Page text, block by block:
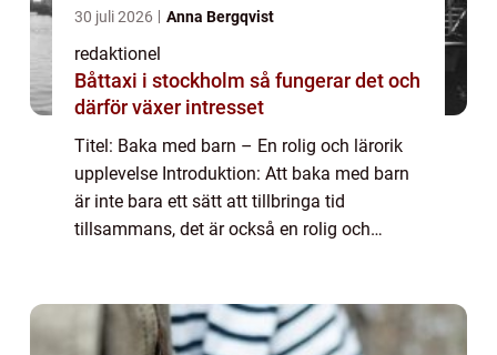
30 juli 2026 Anna Bergqvist
redaktionel
Båttaxi i stockholm så fungerar det och
därför växer intresset
Titel: Baka med barn – En rolig och lärorik
upplevelse Introduktion: Att baka med barn
är inte bara ett sätt att tillbringa tid
tillsammans, det är också en rolig och